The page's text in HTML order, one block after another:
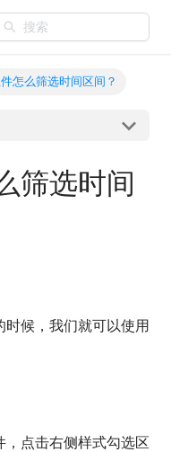
搜索
怎么筛选时间区间？
筛选时间
候，我们就可以使用
点击右侧样式勾选区